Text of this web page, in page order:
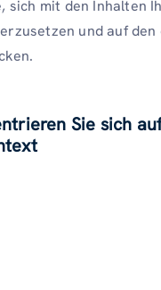
sich mit den Inhalten
und auf
Sie sich